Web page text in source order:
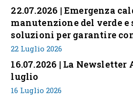
22.07.2026 | Emergenza
manutenzione del verde e
soluzioni per garantire
22 Luglio 2026
16.07.2026 | La Newsletter
luglio
16 Luglio 2026